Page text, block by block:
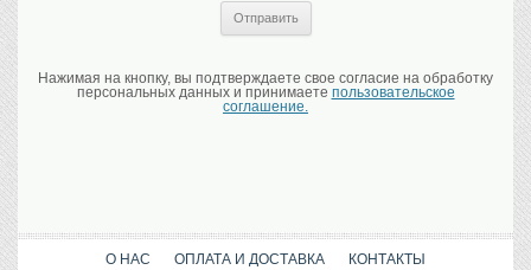
Нажимая на кнопку, вы подтверждаете свое согласие на обработку
персональных данных и принимаете пользовательское
соглашение.
О НАС ОПЛАТА И ДОСТАВКА КОНТАКТЫ